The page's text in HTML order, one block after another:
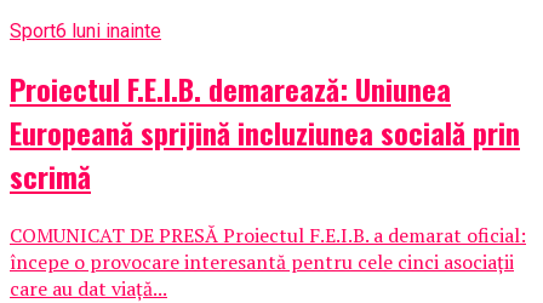
Sport6 luni inainte
Proiectul F.E.I.B. demarează: Uniunea
Europeană sprijină incluziunea socială prin
scrimă
COMUNICAT DE PRESĂ Proiectul F.E.I.B. a demarat oficial:
începe o provocare interesantă pentru cele cinci asociații
care au dat viață...